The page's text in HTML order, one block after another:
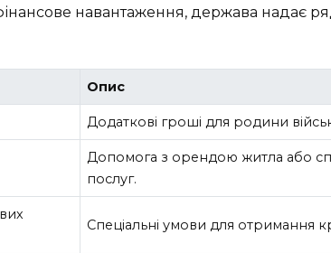
навантаження, держава надає
Опис
Додаткові гроші для родини
Допомога з орендою житла або
послуг.
Спеціальні умови для отримання